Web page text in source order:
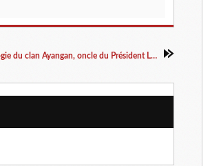
Généalogie du clan Ayangan, oncle du Président Léon Mba